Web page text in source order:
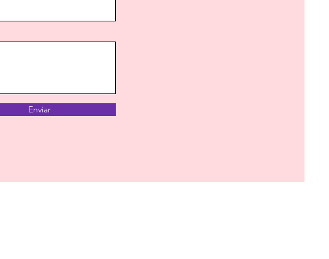
Enviar